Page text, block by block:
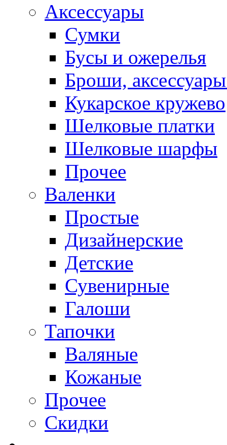
Аксессуары
Сумки
Бусы и ожерелья
Броши,
Кукарское кружево
Шелковые платки
Шелковые шарфы
Прочее
Валенки
Простые
Дизайнерские
Детские
Сувенирные
Галоши
Тапочки
Валяные
Кожаные
Прочее
Скидки